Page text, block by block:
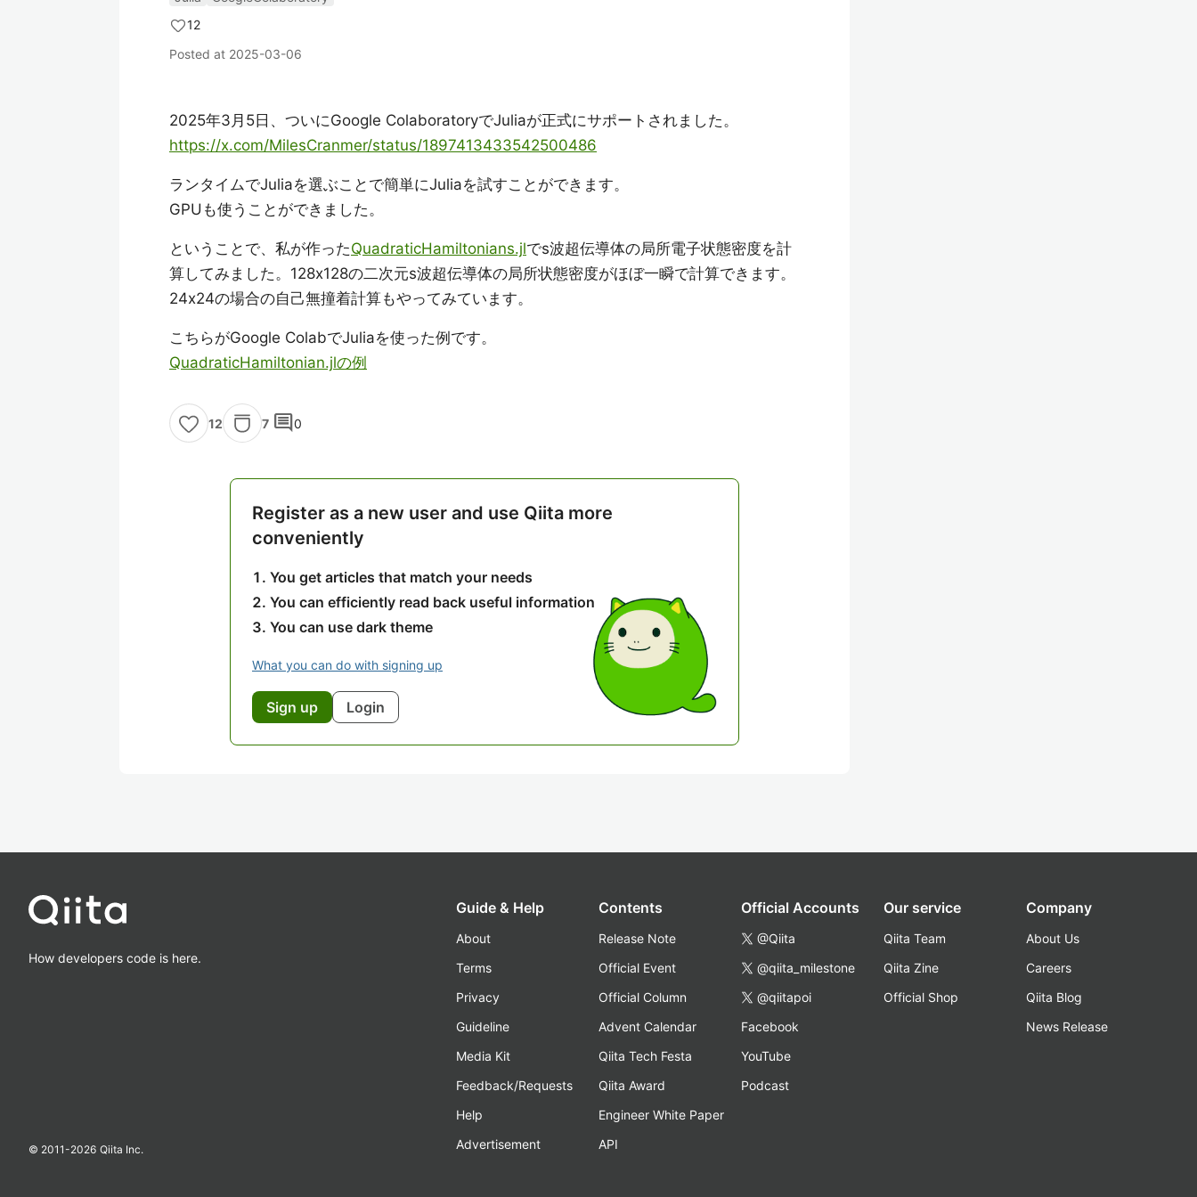
12
Posted at 2025-03-06
2025年3月5日、ついにGoogle ColaboratoryでJuliaが正式にサポートされました。
https://x.com/MilesCranmer/status/1897413433542500486
ランタイムでJuliaを選ぶことで簡単にJuliaを試すことができます。
GPUも使うことができました。
ということで、私が作ったQuadraticHamiltonians.jlでs波超伝導体の局所電子状態密度を計
算してみました。128x128の二次元s波超伝導体の局所状態密度がほぼ一瞬で計算できます。
24x24の場合の自己無撞着計算もやってみています。
こちらがGoogle ColabでJuliaを使った例です。
QuadraticHamiltonian.jlの例
12 7 comment0
Register as a new user and use Qiita more
conveniently
You get articles that match your needs
You can efficiently read back useful information
You can use dark theme
What you can do with signing up
Sign up Login
How developers code is here.
© 2011-2026 Qiita Inc.
Guide & Help
About
Terms
Privacy
Guideline
Media Kit
Feedback/Requests
Help
Advertisement
Contents
Release Note
Official Event
Official Column
Advent Calendar
Qiita Tech Festa
Qiita Award
Engineer White Paper
API
Official Accounts
@Qiita
@qiita_milestone
@qiitapoi
Facebook
YouTube
Podcast
Our service
Qiita Team
Qiita Zine
Official Shop
Company
About Us
Careers
Qiita Blog
News Release